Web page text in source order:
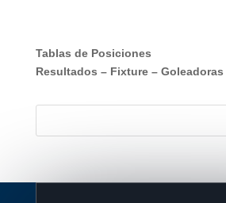
Tablas de Posiciones
Resultados – Fixture– Goleadoras